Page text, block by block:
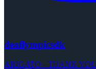
deaflympicsdk
ARIGATO - THANK